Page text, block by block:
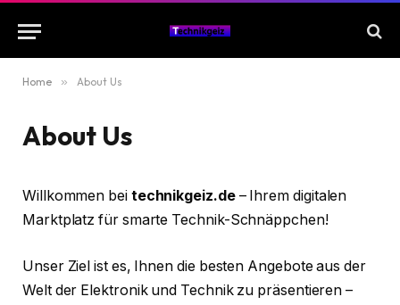
Home » About Us
About Us
Willkommen bei technikgeiz.de– Ihrem digitalen
Marktplatz für smarte Technik-Schnäppchen!
Unser Ziel ist es, Ihnen die besten Angebote aus der
Welt der Elektronik und Technik zu präsentieren –